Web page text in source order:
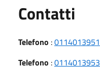
Contatti
Telefono :0114013951
Telefono :0114013953